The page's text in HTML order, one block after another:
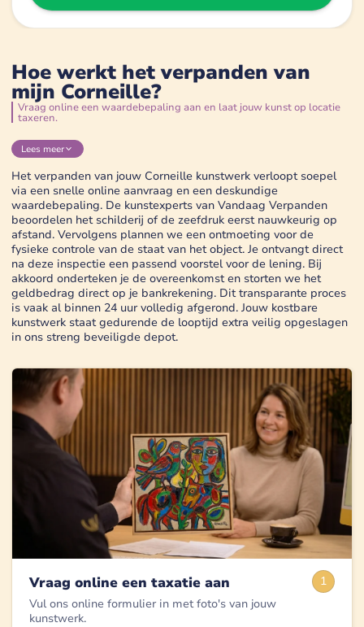
Hoe werkt het verpanden van
mijn Corneille?
Vraag online een waardebepaling aan en laat jouw kunst op locatie
taxeren.
Lees meer
Het verpanden van jouw Corneille kunstwerk verloopt soepel
via een snelle online aanvraag en een deskundige
waardebepaling. De kunstexperts van Vandaag Verpanden
beoordelen het schilderij of de zeefdruk eerst nauwkeurig op
afstand. Vervolgens plannen we een ontmoeting voor de
fysieke controle van de staat van het object. Je ontvangt direct
na deze inspectie een passend voorstel voor de lening. Bij
akkoord onderteken je de overeenkomst en storten we het
geldbedrag direct op je bankrekening. Dit transparante proces
is vaak al binnen 24 uur volledig afgerond. Jouw kostbare
kunstwerk staat gedurende de looptijd extra veilig opgeslagen
in ons streng beveiligde depot.
1
Vraag online een taxatie aan
Vul ons online formulier in met foto's van jouw
kunstwerk.